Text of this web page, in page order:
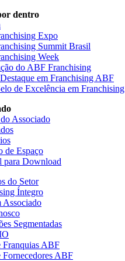
dentro
Expo
Summit Brasil
Week
do ABF Franchising
em Franchising ABF
de Excelência em Franchising
Associado
de Espaço
para Download
do Setor
Íntegro
Associado
Segmentadas
Franquias ABF
Fornecedores ABF